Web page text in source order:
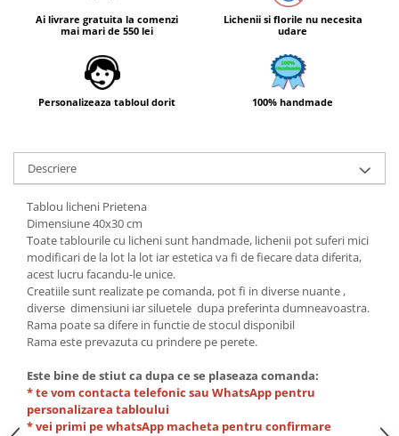
Ai livrare gratuita la comenzi
mai mari de 550 lei
Lichenii si florile nu necesita
udare
Personalizeaza tabloul dorit 100% handmade
Descriere
Tablou licheni Prietena
Dimensiune 40x30 cm
Toate tablourile cu licheni sunt handmade, lichenii pot suferi mici
modificari de la lot la lot iar estetica va fi de fiecare data diferita,
acest lucru facandu-le unice.
Creatiile sunt realizate pe comanda, pot fi in diverse nuante ,
diverse dimensiuni iar siluetele dupa preferinta dumneavoastra.
Rama poate sa difere in functie de stocul disponibil
Rama este prevazuta cu prindere pe perete.
Este bine de stiut ca dupa ce se plaseaza comanda:
* te vom contacta telefonic sau WhatsApp pentru
personalizarea tabloului
* vei primi pe whatsApp macheta pentru confirmare